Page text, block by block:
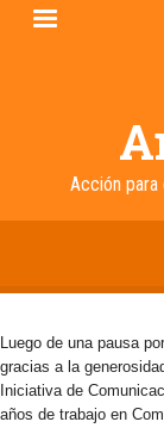
Pasar
Acción para
Luego de una pausa
gracias a la
Iniciativa de
años de trabajo en